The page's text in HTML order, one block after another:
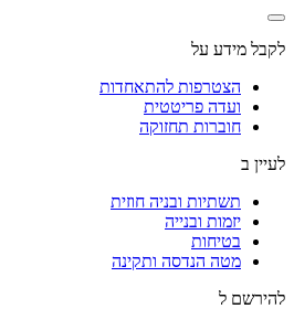
לקבל מידע על
הצטרפות להתאחדות
ועדה פריטטית
חוברות תחזוקה
לעיין ב
תשתיות ובניה חוזית
יזמות ובנייה
בטיחות
מטה הנדסה ותקינה
להירשם ל